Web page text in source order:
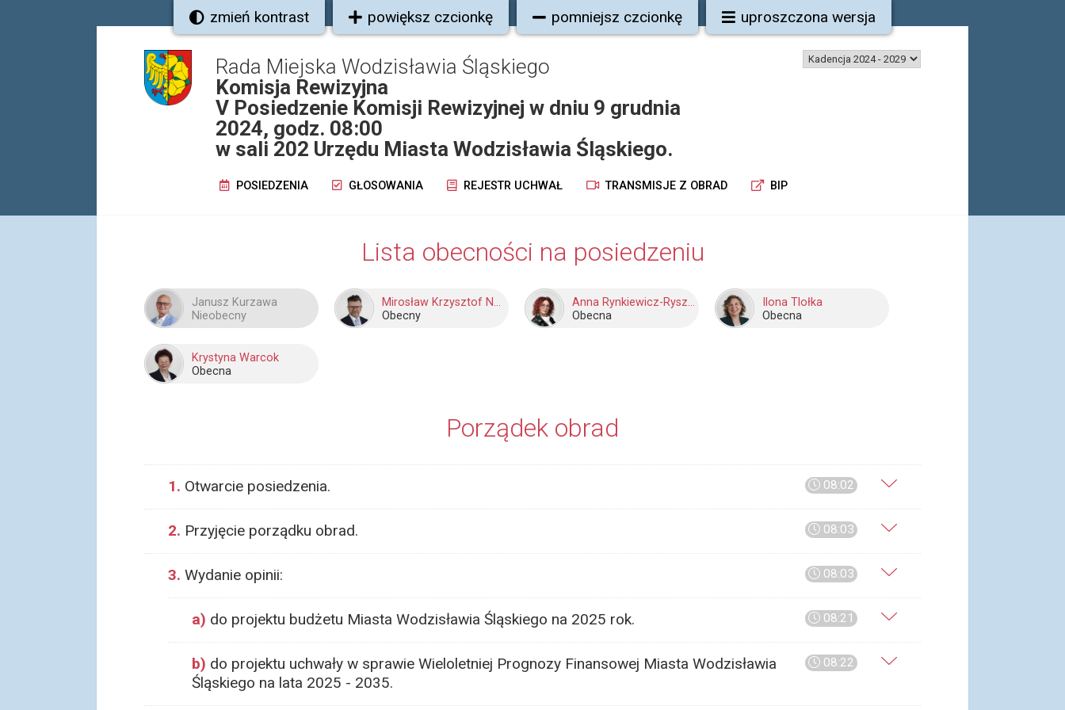
zmień kontrast powiększ czcionkę pomniejsz czcionkę uproszczona wersja
Rada Miejska Wodzisławia Śląskiego
Komisja Rewizyjna
V Posiedzenie Komisji Rewizyjnej w dniu 9 grudnia
2024, godz. 08:00
w sali 202 Urzędu Miasta Wodzisławia Śląskiego.
POSIEDZENIA GŁOSOWANIA REJESTR UCHWAŁ TRANSMISJE Z OBRAD BIP
Lista obecności na posiedzeniu
Janusz Kurzawa
Nieobecny
Mirosław Krzysztof Nowak
Obecny
Anna Rynkiewicz-Ryszka
Obecna
Ilona Tlołka
Obecna
Krystyna Warcok
Obecna
Porządek obrad
08:02
1. Otwarcie posiedzenia.
08:03
2. Przyjęcie porządku obrad.
08:03
3. Wydanie opinii:
08:21
a) do projektu budżetu Miasta Wodzisławia Śląskiego na 2025 rok.
08:22
b) do projektu uchwały w sprawie Wieloletniej Prognozy Finansowej Miasta Wodzisławia
Śląskiego na lata 2025 - 2035.